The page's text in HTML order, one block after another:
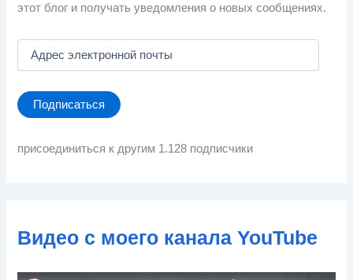
этот блог и получать уведомления о новых сообщениях.
е
с
е
н
Подписаться
присоединиться к другим 1.128 подписчики
Видео с моего канала YouTube